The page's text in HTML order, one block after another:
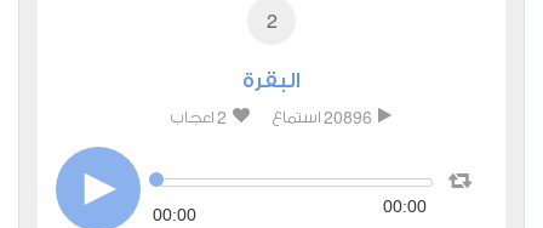
2
البقرة
20896 استماع 2 اعجاب
00:00 00:00